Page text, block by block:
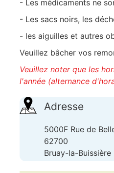
- Les médicaments ne
- Les sacs noirs, les
- les aiguilles et autres
Veuillez bâcher vos
Veuillez noter que les
l'année (alternance
Adresse
5000F Rue de
62700
Bruay-la-Buissière